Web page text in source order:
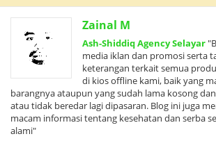
Zainal M
Ash-Shiddiq Agency Selayar
media iklan dan promosi serta
keterangan terkait semua
di kios offline kami, baik yang
barangnya ataupun yang sudah lama kosong
atau tidak beredar lagi dipasaran. Blog ini juga
macam informasi tentang kesehatan dan serba
alami"